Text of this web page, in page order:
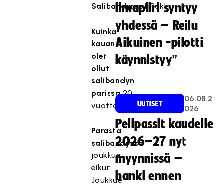
SalibandyrooliPakki
Kuinka
kauan
olet
ollut
salibandyn
parissa20
vuotta
Parasta
salibandyssa
joukkue,
eikun
Joukkue
ilmapiiri syntyy
yhdessä – Reilu
Aikuinen -pilotti
käynnistyy”
UUTISET
06.08.2
026
Pelipassit kaudelle
2026–27 nyt
myynnissä –
hanki ennen